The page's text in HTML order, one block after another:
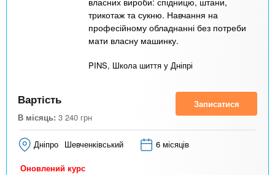
трикотаж та сукню. Навчання на
професійному обладнанні без потреби
мати власну машинку.
PINS, Школа шиття у Дніпрі
Вартість
В місяць: 3 240 грн
Записатися
Дніпро Шевченківський 6 місяців
Оновлений курс